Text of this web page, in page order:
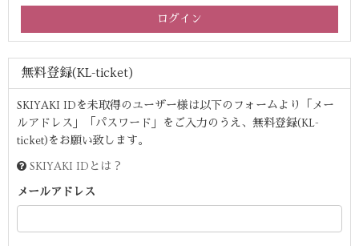
無料登録(KL-ticket)
SKIYAKI IDを未取得のユーザー様は以下のフォームより「メー
ルアドレス」「パスワード」をご入力のうえ、無料登録(KL-
ticket)をお願い致します。
SKIYAKI IDとは？
メールアドレス